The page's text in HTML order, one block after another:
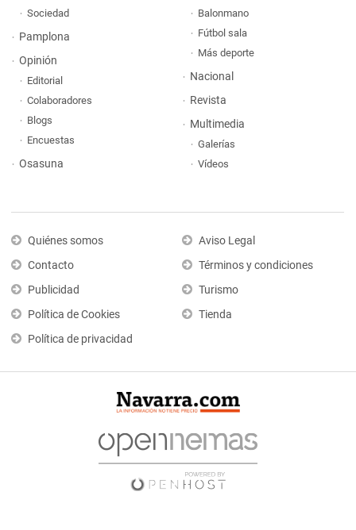
Sociedad
Pamplona
Opinión
Editorial
Colaboradores
Blogs
Encuestas
Osasuna
Balonmano
Fútbol sala
Más deporte
Nacional
Revista
Multimedia
Galerías
Vídeos
Quiénes somos
Contacto
Publicidad
Política de Cookies
Política de privacidad
Aviso Legal
Términos y condiciones
Turismo
Tienda